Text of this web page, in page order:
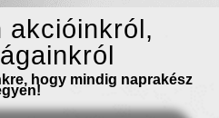
akcióinkról,
hogy mindig naprakész